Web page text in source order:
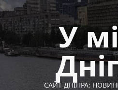
Перейти
до
вмісту
У
САЙТ ДНІПРА: